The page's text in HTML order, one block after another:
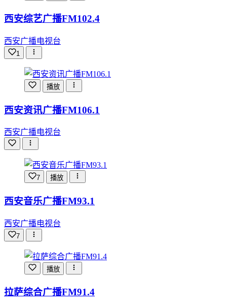
西安综艺广播FM102.4
西安广播电视台
1
播放
西安资讯广播FM106.1
西安广播电视台
7 播放
西安音乐广播FM93.1
西安广播电视台
7
播放
拉萨综合广播FM91.4